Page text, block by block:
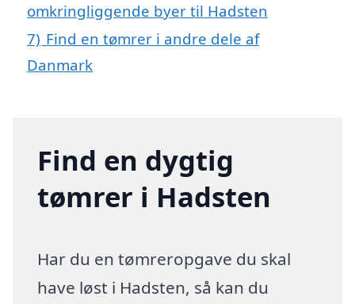
omkringliggende byer til Hadsten
7) Find en tømrer i andre dele af
Danmark
Find en dygtig
tømrer i Hadsten
Har du en tømreropgave du skal
have løst i Hadsten, så kan du